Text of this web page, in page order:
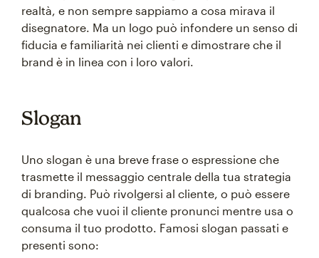
realtà, e non sempre sappiamo a cosa mirava il
disegnatore. Ma un logo può infondere un senso di
fiducia e familiarità nei clienti e dimostrare che il
brand è in linea con i loro valori.
Slogan
Uno slogan è una breve frase o espressione che
trasmette il messaggio centrale della tua strategia
di branding. Può rivolgersi al cliente, o può essere
qualcosa che vuoi il cliente pronunci mentre usa o
consuma il tuo prodotto. Famosi slogan passati e
presenti sono: